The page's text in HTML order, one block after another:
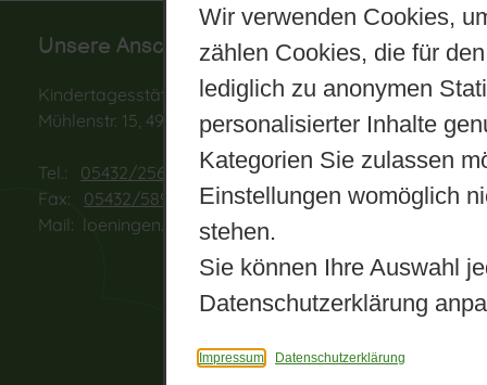
Wir verwenden Cookies,
zählen Cookies, die für
lediglich zu anonymen
personalisierter Inhalte
Kategorien Sie zulassen
Einstellungen womöglich
stehen.
Sie können Ihre Auswahl
Datenschutzerklärung
Impressum Datenschutzerklärung
Unsere Anschrift lautet:
Kindertagesstätte St. Vitus
Mühlenstr. 15, 49624 Löningen
Tel.: 05432/2566
Fax: 05432/58978
Mail: loeningen.kita.st-vitus@kkol.de